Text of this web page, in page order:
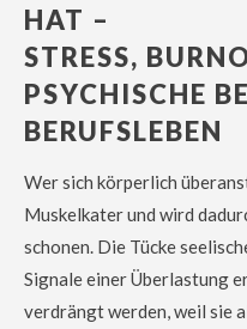
HAT –
STRESS,
PSYCHISCHE
BERUFSLEBEN
Wer sich körperlich
Muskelkater und wird
schonen. Die Tücke
Signale einer Überlastung
verdrängt werden, weil sie